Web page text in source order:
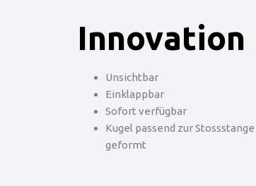
Innovation
Unsichtbar
Einklappbar
Sofort verfügbar
Kugel passend zur Stossstange
geformt